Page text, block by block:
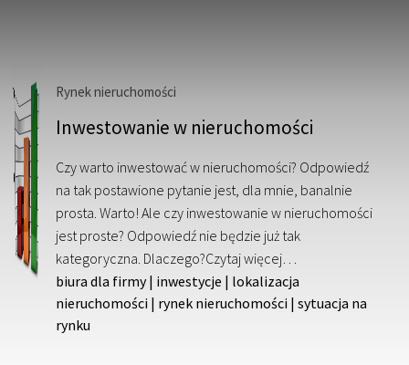
Rynek nieruchomości
Inwestowanie w nieruchomości
Czy warto inwestować w nieruchomości? Odpowiedź
na tak postawione pytanie jest, dla mnie, banalnie
prosta. Warto! Ale czy inwestowanie w nieruchomości
jest proste? Odpowiedź nie będzie już tak
kategoryczna. Dlaczego?Czytaj więcej…
biura dla firmy| inwestycje | lokalizacja
nieruchomości | rynek nieruchomości | sytuacja na
rynku